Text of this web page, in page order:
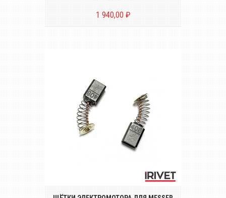
1 940,00 ₽
заклёпочника MESSER ERA-M6-M10